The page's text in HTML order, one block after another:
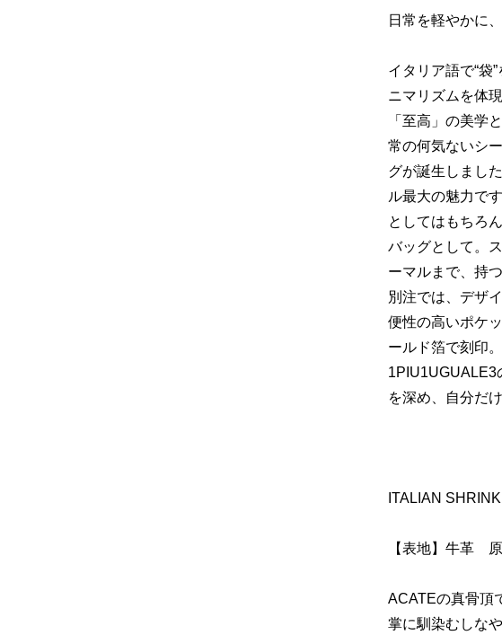
日常を軽やかに
イタリア語で“袋
ニマリズムを体
「至高」の美学
常の何気ないシ
グが誕生しまし
ル最大の魅力で
としてはもちろ
バッグとして。
ーマルまで、持
別注では、デザ
便性の高いポケ
ールド箔で刻印
1PIU1UGUALE3
を深め、自分だ
ITALIAN
【表地】牛革
ACATEの真骨頂
掌に馴染むしな